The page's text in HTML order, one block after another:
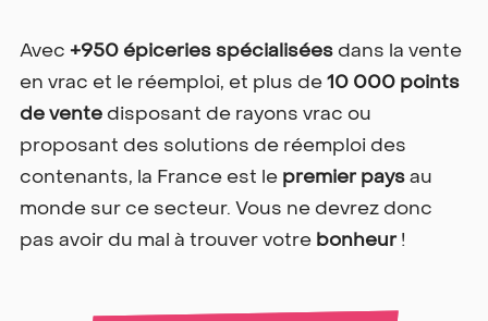
Avec +950 épiceries spécialiséesdans la vente
en vrac et le réemploi, et plus de10 000 points
de ventedisposant de rayons vrac ou
proposant des solutions de réemploi des
contenants, la France est le premier paysau
monde sur ce secteur. Vous ne devrez donc
pas avoir du mal à trouver votre bonheur!